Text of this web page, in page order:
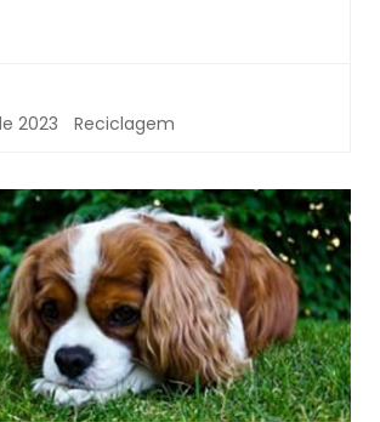
2023 Reciclagem